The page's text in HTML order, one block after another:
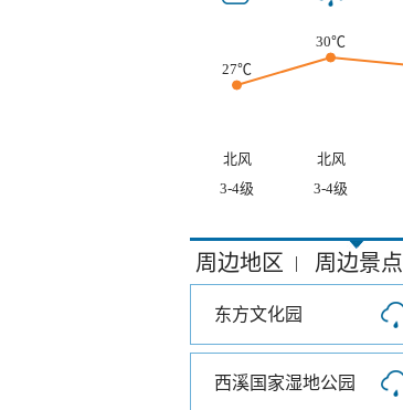
27℃
30℃
北风 北风
3-4级
3-4级
周边地区 | 周边景点
东方文化园
西溪国家湿地公园